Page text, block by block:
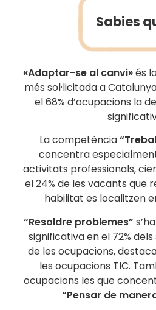
Sabies
«Adaptar-se al canvi»és
més sol·licitada a
el 68% d’ocupacions la
La competència
concentra
activitats professionals,
el 24% de les vacants que
habilitat es localitzen
“Resoldre problemes”
significativa en el 72%
de les ocupacions,
les ocupacions TIC.
ocupacions les que
“Pensar de